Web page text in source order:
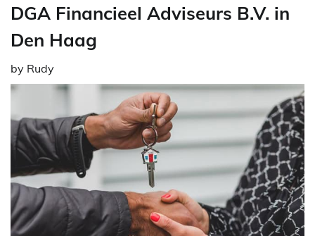
DGA Financieel Adviseurs B.V. in
Den Haag
by Rudy